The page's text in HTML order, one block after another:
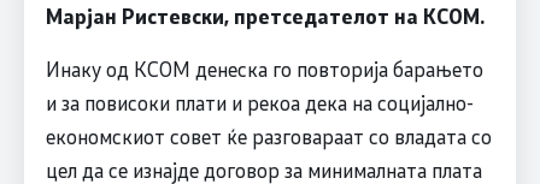
Марјан Ристевски, претседателот на КСОМ.
Инаку од КСОМ денеска го повторија барањето
и за повисоки плати и рекоа дека на социјално-
економскиот совет ќе разговараат со владата со
цел да се изнајде договор за минималната плата